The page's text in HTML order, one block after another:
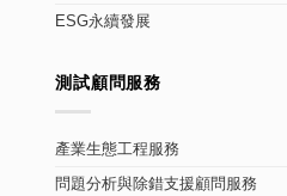
ESG永續發展
測試顧問服務
產業生態工程服務
問題分析與除錯支援顧問服務